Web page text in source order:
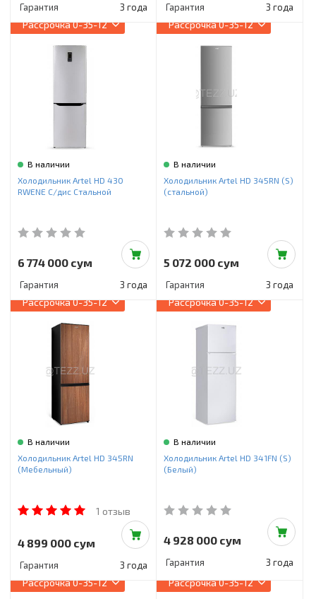
Гарантия 3 года Гарантия 3 года
Рассрочка0-35-12
В наличии
Холодильник Artel HD 430
RWENE С/дис Стальной
6 774 000 сум
Гарантия 3 года
Рассрочка0-35-12
В наличии
Холодильник Artel HD 345RN (S)
(стальной)
5 072 000 сум
Гарантия 3 года
Рассрочка0-35-12
В наличии
Холодильник Artel HD 345RN
(Мебельный)
1 отзыв
4 899 000 сум
Гарантия 3 года
Рассрочка0-35-12
В наличии
Холодильник Artel HD 341FN (S)
(Белый)
4 928 000 сум
Гарантия 3 года
Рассрочка0-35-12 Рассрочка0-35-12